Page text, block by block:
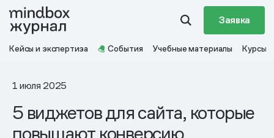
Заявка
Кейсы и экспертиза События Учебные материалы Курсы
1 июля 2025
5 виджетов для сайта, которые